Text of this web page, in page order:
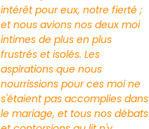
intérêt pour eux, notre fierté ;
et nous avions nos deux moi
intimes de plus en plus
frustrés et isolés. Les
aspirations que nous
nourrissions pour ces moi ne
s'étaient pas accomplies dans
le mariage, et tous nos débats